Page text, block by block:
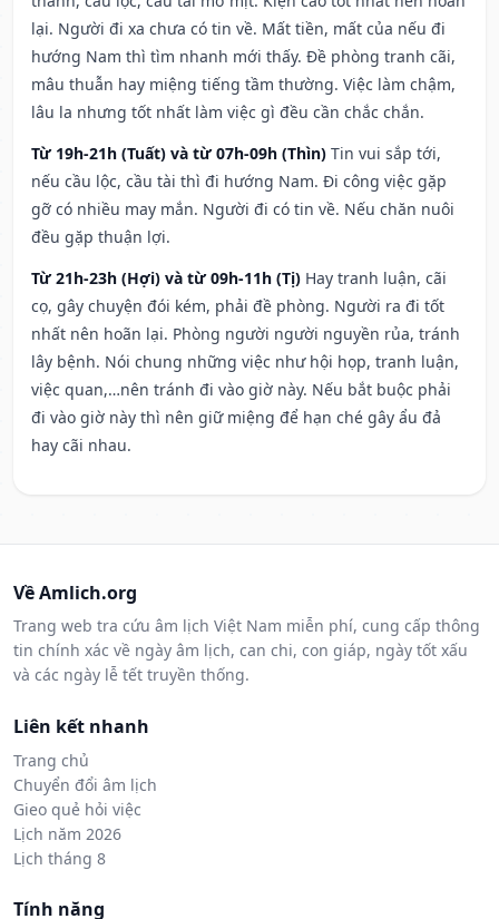
lại. Người đi xa chưa có tin về. Mất tiền, mất của nếu đi
hướng Nam thì tìm nhanh mới thấy. Đề phòng tranh cãi,
mâu thuẫn hay miệng tiếng tầm thường. Việc làm chậm,
lâu la nhưng tốt nhất làm việc gì đều cần chắc chắn.
Từ 19h-21h (Tuất) và từ 07h-09h (Thìn) Tin vui sắp tới,
nếu cầu lộc, cầu tài thì đi hướng Nam. Đi công việc gặp
gỡ có nhiều may mắn. Người đi có tin về. Nếu chăn nuôi
đều gặp thuận lợi.
Từ 21h-23h (Hợi) và từ 09h-11h (Tị) Hay tranh luận, cãi
cọ, gây chuyện đói kém, phải đề phòng. Người ra đi tốt
nhất nên hoãn lại. Phòng người người nguyền rủa, tránh
lây bệnh. Nói chung những việc như hội họp, tranh luận,
việc quan,…nên tránh đi vào giờ này. Nếu bắt buộc phải
đi vào giờ này thì nên giữ miệng để hạn ché gây ẩu đả
hay cãi nhau.
Về Amlich.org
Trang web tra cứu âm lịch Việt Nam miễn phí, cung cấp thông
tin chính xác về ngày âm lịch, can chi, con giáp, ngày tốt xấu
và các ngày lễ tết truyền thống.
Liên kết nhanh
Trang chủ
Chuyển đổi âm lịch
Gieo quẻ hỏi việc
Lịch năm 2026
Lịch tháng 8
Tính năng